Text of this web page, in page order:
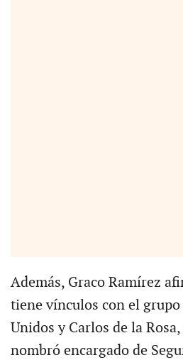
Además, Graco Ramírez
tiene vínculos con el
Unidos y Carlos de la
nombró encargado de